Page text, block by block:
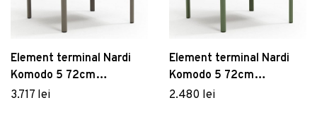
Element terminal Nardi
Komodo 5 72cm
dreapta/stanga cadru
3.717 lei
Element terminal Nardi
Komodo 5 72cm
dreapta/stanga cadru
2.480 lei